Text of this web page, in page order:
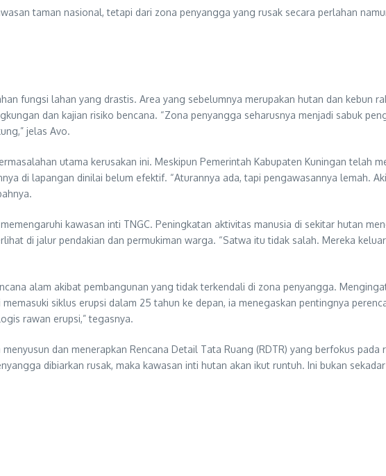
taman nasional, tetapi dari zona penyangga yang rusak secara perlahan
fungsi lahan yang drastis. Area yang sebelumnya merupakan hutan dan kebun
dan kajian risiko bencana. “Zona penyangga seharusnya menjadi sabuk
jelas Avo.
utama kerusakan ini. Meskipun Pemerintah Kabupaten Kuningan telah
di lapangan dinilai belum efektif. “Aturannya ada, tapi pengawasannya lemah.
kawasan inti TNGC. Peningkatan aktivitas manusia di sekitar hutan
di jalur pendakian dan permukiman warga. “Satwa itu tidak salah. Mereka
alam akibat pembangunan yang tidak terkendali di zona penyangga.
siklus erupsi dalam 25 tahun ke depan, ia menegaskan pentingnya
rawan erupsi,” tegasnya.
dan menerapkan Rencana Detail Tata Ruang (RDTR) yang berfokus
dibiarkan rusak, maka kawasan inti hutan akan ikut runtuh. Ini bukan